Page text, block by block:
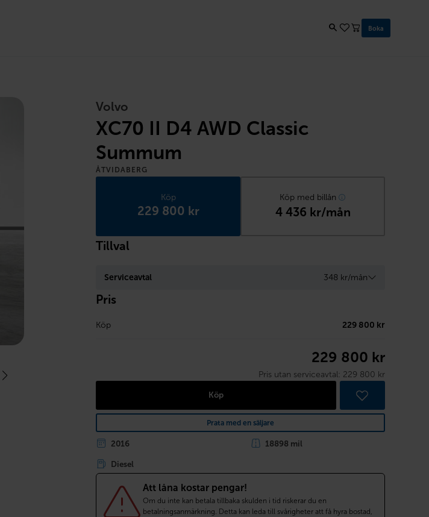
Boka
Volvo
XC70 II D4 AWD Classic
Summum
ÅTVIDABERG
Köp
229 800 kr
Köp med billån
4 436 kr/mån
Tillval
Serviceavtal 348 kr/mån
Pris
Köp 229 800 kr
229 800 kr
Pris utan serviceavtal: 229 800 kr
Köp
Prata med en säljare
2016
18898 mil
Diesel
Att låna kostar pengar!
Om du inte kan betala tillbaka skulden i tid riskerar du en
betalningsanmärkning. Detta kan leda till svårigheter att få hyra bostad,